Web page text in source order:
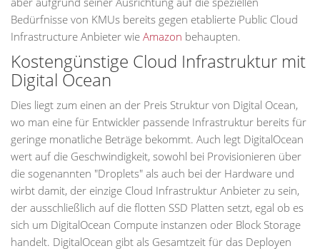
Bedürfnisse von KMUs bereits gegen etablierte Public Cloud
Infrastructure Anbieter wie Amazon behaupten.
Kostengünstige Cloud Infrastruktur mit
Digital Ocean
Dies liegt zum einen an der Preis Struktur von Digital Ocean,
wo man eine für Entwickler passende Infrastruktur bereits für
geringe monatliche Beträge bekommt. Auch legt DigitalOcean
wert auf die Geschwindigkeit, sowohl bei Provisionieren über
die sogenannten "Droplets" als auch bei der Hardware und
wirbt damit, der einzige Cloud Infrastruktur Anbieter zu sein,
der ausschließlich auf die flotten SSD Platten setzt, egal ob es
sich um DigitalOcean Compute instanzen oder Block Storage
handelt. DigitalOcean gibt als Gesamtzeit für das Deployen